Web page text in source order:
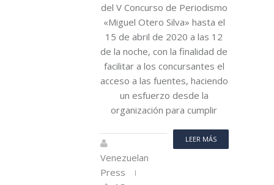
del V Concurso de Periodismo
«Miguel Otero Silva» hasta el
15 de abril de 2020 a las 12
de la noche, con la finalidad de
facilitar a los concursantes el
acceso a las fuentes, haciendo
un esfuerzo desde la
organización para cumplir
LEER MÁS
Venezuelan
Press